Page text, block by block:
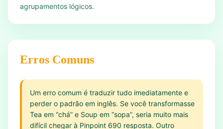
agrupamentos lógicos.
Erros Comuns
Um erro comum é traduzir tudo imediatamente e
perder o padrão em inglês. Se você transformasse
Tea em “chá” e Soup em “sopa”, seria muito mais
difícil chegar à Pinpoint 690 resposta. Outro